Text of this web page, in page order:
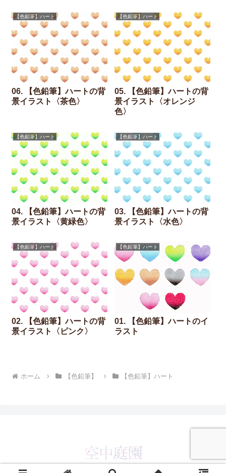
【色鉛筆】ハート
06. 【色鉛筆】ハートの背
景イラスト〈茶色〉
【色鉛筆】ハート
05. 【色鉛筆】ハートの背
景イラスト〈オレンジ
色〉
【色鉛筆】ハート
04. 【色鉛筆】ハートの背
景イラスト〈黄緑色〉
【色鉛筆】ハート
03. 【色鉛筆】ハートの背
景イラスト〈水色〉
【色鉛筆】ハート
02. 【色鉛筆】ハートの背
景イラスト〈ピンク〉
【色鉛筆】ハート
01. 【色鉛筆】ハートのイ
ラスト
ホーム 【色鉛筆】 【色鉛筆】ハート